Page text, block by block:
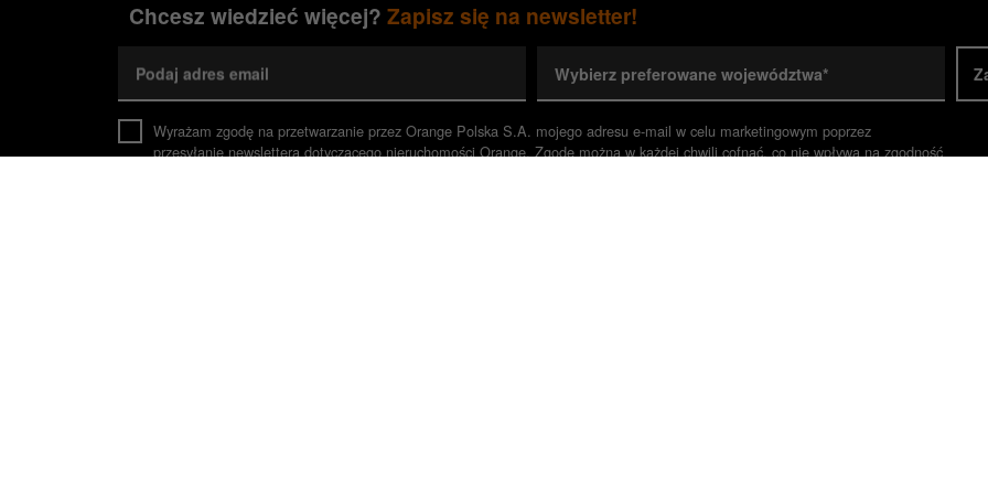
Chcesz wiedzieć więcej? Zapisz się na newsletter!
Podaj adres email Wybierz preferowane województwa*
Wyrażam zgodę na przetwarzanie przez Orange Polska S.A. mojego adresu e-mail w celu marketingowym poprzez
przesyłanie newslettera dotyczącego nieruchomości Orange. Zgodę można w każdej chwili cofnąć, co nie wpływa na zgodność